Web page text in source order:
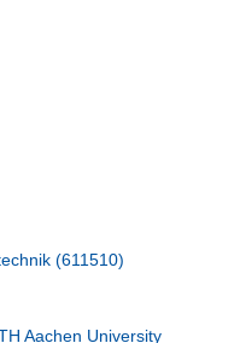
(611510)
Aachen University